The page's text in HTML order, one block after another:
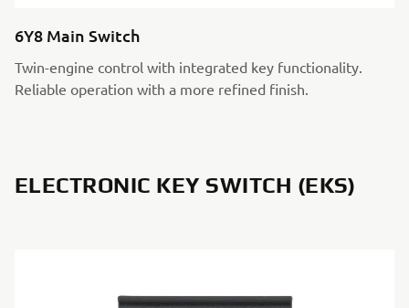
6Y8 Main Switch
Twin-engine control with integrated key functionality.
Reliable operation with a more refined finish.
ELECTRONIC KEY SWITCH (EKS)